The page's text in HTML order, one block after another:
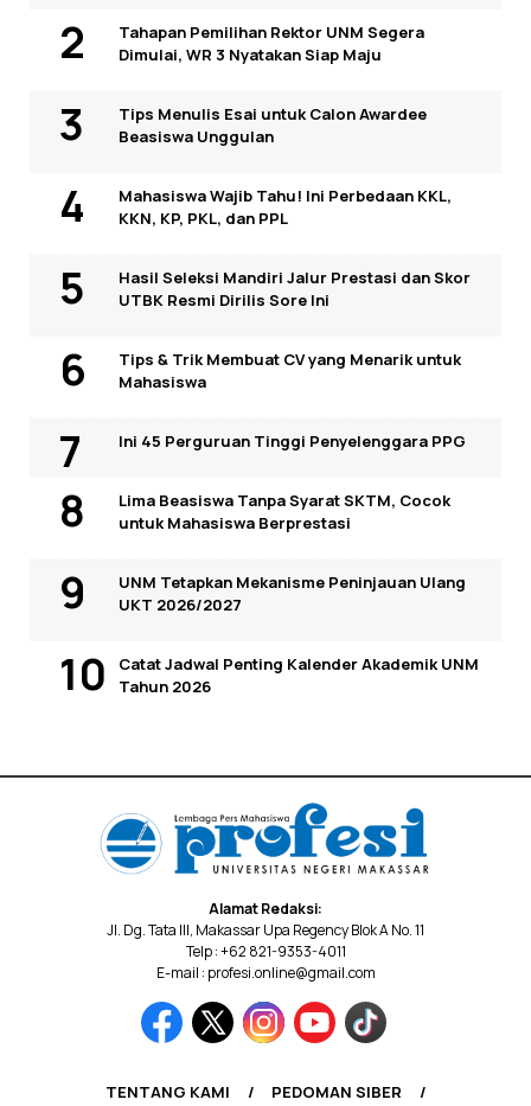
Tahapan Pemilihan Rektor UNM Segera
Dimulai, WR 3 Nyatakan Siap Maju
Tips Menulis Esai untuk Calon Awardee
Beasiswa Unggulan
Mahasiswa Wajib Tahu! Ini Perbedaan KKL,
KKN, KP, PKL, dan PPL
Hasil Seleksi Mandiri Jalur Prestasi dan Skor
UTBK Resmi Dirilis Sore Ini
Tips & Trik Membuat CV yang Menarik untuk
Mahasiswa
Ini 45 Perguruan Tinggi Penyelenggara PPG
Lima Beasiswa Tanpa Syarat SKTM, Cocok
untuk Mahasiswa Berprestasi
UNM Tetapkan Mekanisme Peninjauan Ulang
UKT 2026/2027
Catat Jadwal Penting Kalender Akademik UNM
Tahun 2026
Alamat Redaksi:
Jl. Dg. Tata III, Makassar Upa Regency Blok A No. 11
Telp : +62 821-9353-4011
E-mail : profesi.online@gmail.com
TENTANG KAMI PEDOMAN SIBER